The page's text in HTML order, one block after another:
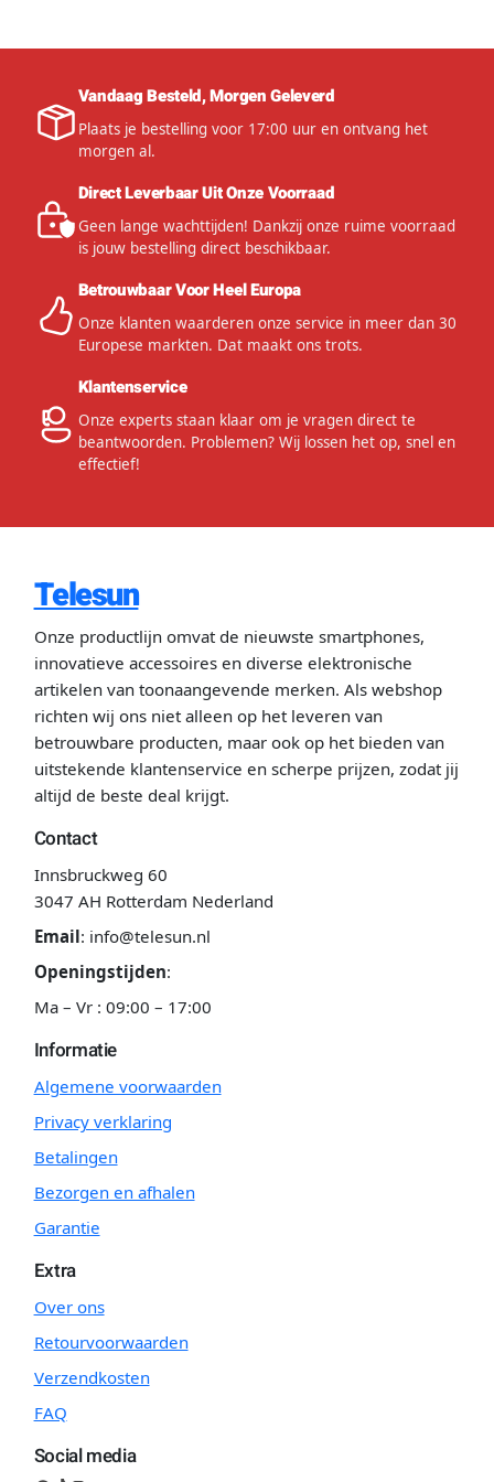
Vandaag Besteld, Morgen Geleverd
Plaats je bestelling voor 17:00 uur en ontvang het
morgen al.
Direct Leverbaar Uit Onze Voorraad
Geen lange wachttijden! Dankzij onze ruime voorraad
is jouw bestelling direct beschikbaar.
Betrouwbaar Voor Heel Europa
Onze klanten waarderen onze service in meer dan 30
Europese markten. Dat maakt ons trots.
Klantenservice
Onze experts staan klaar om je vragen direct te
beantwoorden. Problemen? Wij lossen het op, snel en
effectief!
Telesun
Onze productlijn omvat de nieuwste smartphones,
innovatieve accessoires en diverse elektronische
artikelen van toonaangevende merken. Als webshop
richten wij ons niet alleen op het leveren van
betrouwbare producten, maar ook op het bieden van
uitstekende klantenservice en scherpe prijzen, zodat jij
altijd de beste deal krijgt.
Contact
Innsbruckweg 60
3047 AH Rotterdam Nederland
Email: info@telesun.nl
Openingstijden:
Ma – Vr : 09:00 – 17:00
Informatie
Algemene voorwaarden
Privacy verklaring
Betalingen
Bezorgen en afhalen
Garantie
Extra
Over ons
Retourvoorwaarden
Verzendkosten
FAQ
Social media